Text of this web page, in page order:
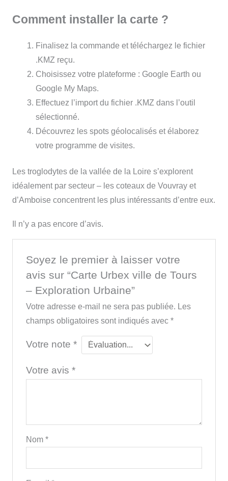
Comment installer la carte ?
Finalisez la commande et téléchargez le fichier
.KMZ reçu.
Choisissez votre plateforme : Google Earth ou
Google My Maps.
Effectuez l’import du fichier .KMZ dans l’outil
sélectionné.
Découvrez les spots géolocalisés et élaborez
votre programme de visites.
Les troglodytes de la vallée de la Loire s’explorent
idéalement par secteur – les coteaux de Vouvray et
d’Amboise concentrent les plus intéressants d’entre eux.
Il n’y a pas encore d’avis.
Soyez le premier à laisser votre
avis sur “Carte Urbex ville de Tours
– Exploration Urbaine”
Votre adresse e-mail ne sera pas publiée. Les
champs obligatoires sont indiqués avec *
Votre note *
Votre avis *
Nom *